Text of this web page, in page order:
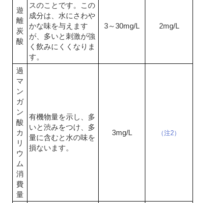
遊
離
炭
酸
スのことです。この
成分は、水にさわや
かな味を与えます
が、多いと刺激が強
く飲みにくくなりま
す。
3～30mg/L 2mg/L
過
マ
ン
ガ
ン
酸
カ
リ
ウ
ム
消
費
量
有機物量を示し、多
いと渋みをつけ、多
量に含むと水の味を
損ないます。
3mg/L （注2）